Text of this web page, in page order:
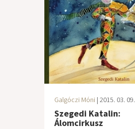
Galgóczi Móni | 2015. 03. 09.
Szegedi Katalin:
Álomcirkusz